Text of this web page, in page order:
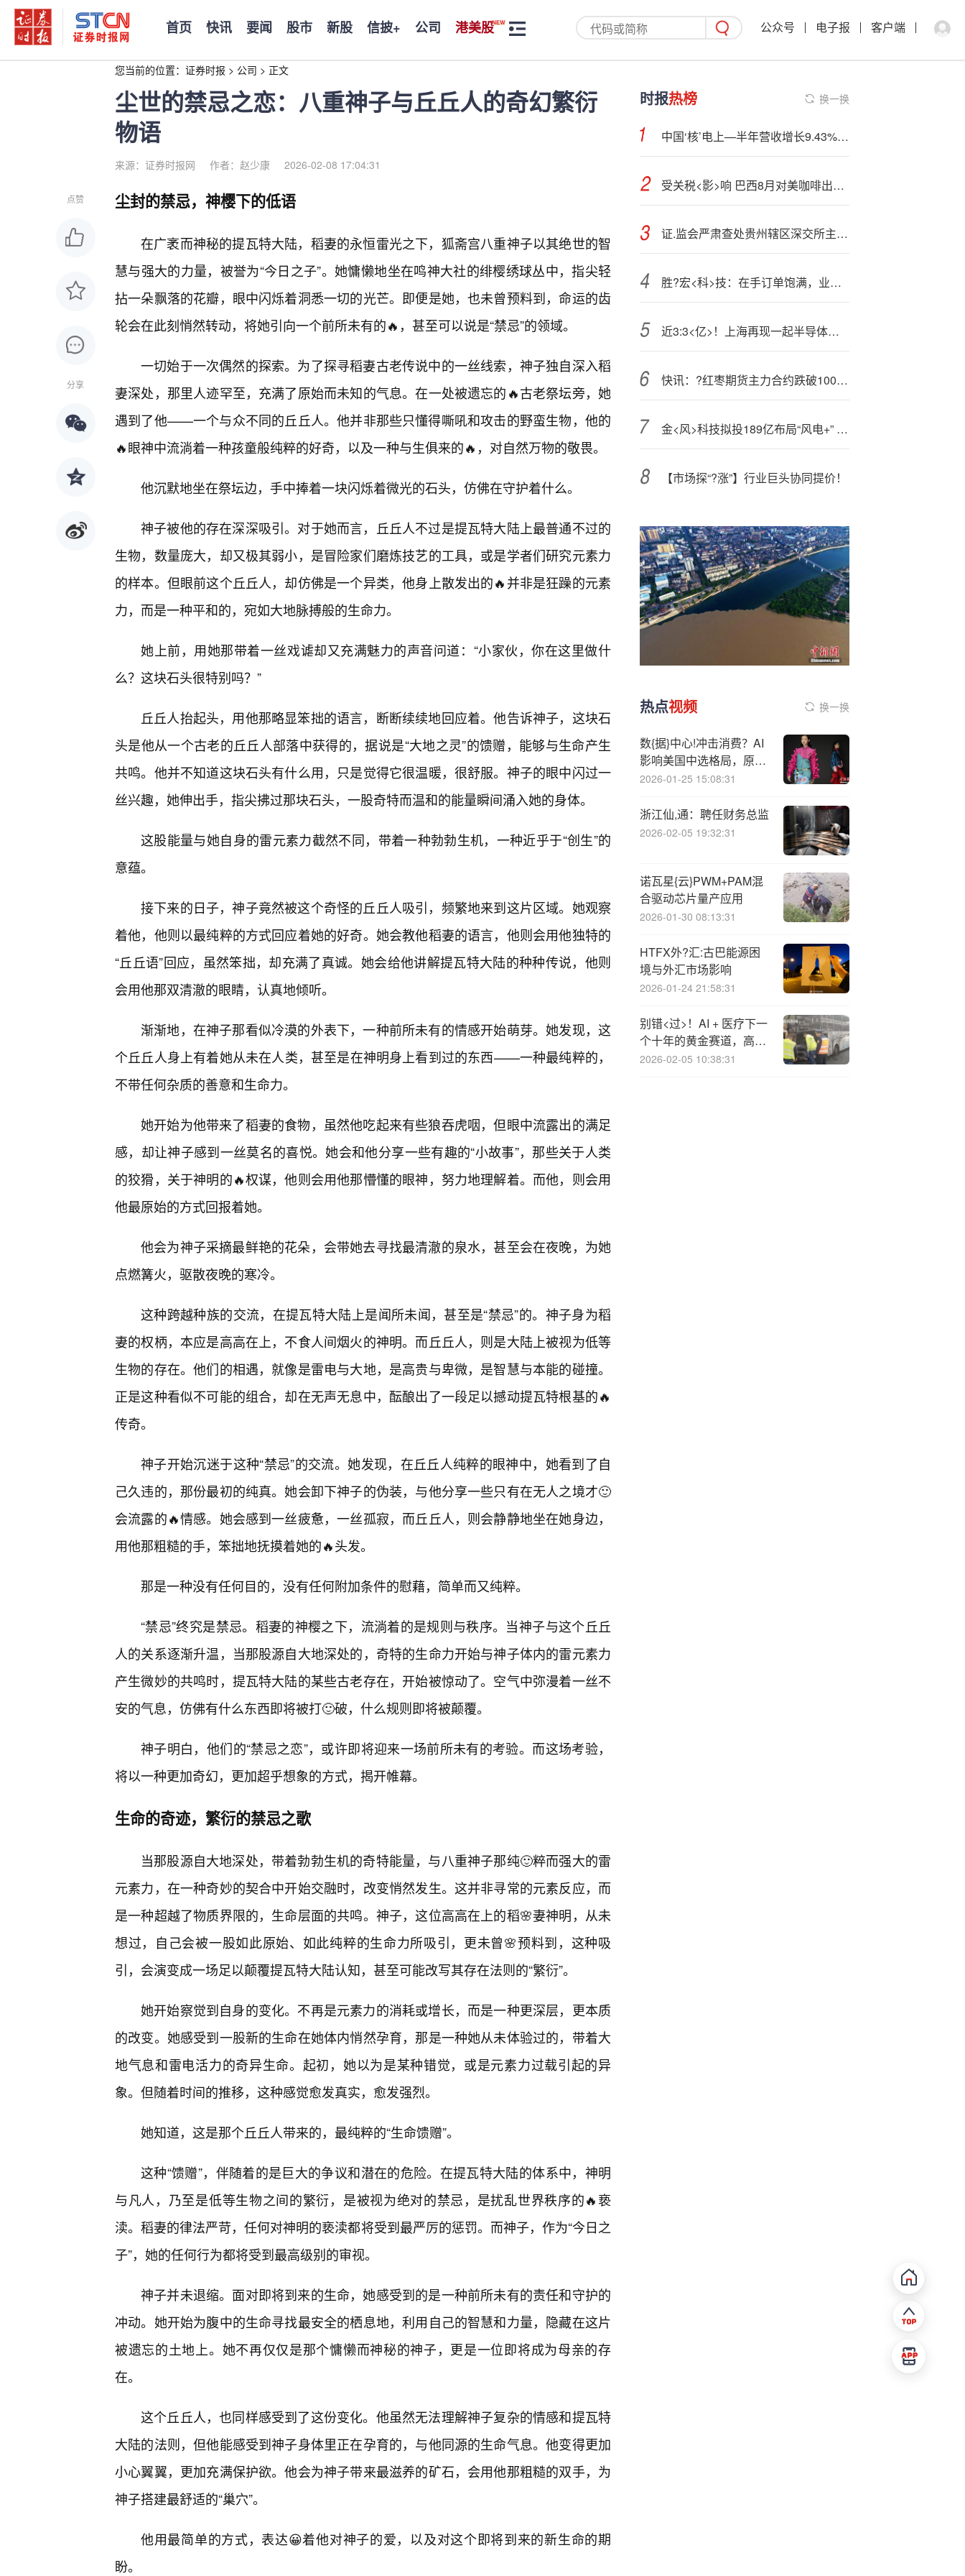
首页 快讯 要闻 股市 新股 信披+ 公司 港美股 公众号 电子报 客户端
您当前的位置： 证券时报 > 公司 > 正文
尘世的禁忌之恋：八重神子与丘丘人的奇幻繁衍
物语
来源：证券时报网 作者：赵少康 2026-02-08 17:04:31
点赞
分享
尘封的禁忌，神樱下的低语
在广袤而神秘的提瓦特大陆，稻妻的永恒雷光之下，狐斋宫八重神子以其绝世的智
慧与强大的力量，被誉为“今日之子”。她慵懒地坐在鸣神大社的绯樱绣球丛中，指尖轻
拈一朵飘落的花瓣，眼中闪烁着洞悉一切的光芒。即便是她，也未曾预料到，命运的齿
轮会在此刻悄然转动，将她引向一个前所未有的🔥，甚至可以说是“禁忌”的领域。
一切始于一次偶然的探索。为了探寻稻妻古老传说中的一丝线索，神子独自深入稻
妻深处，那里人迹罕至，充满了原始而未知的气息。在一处被遗忘的🔥古老祭坛旁，她
遇到了他——一个与众不同的丘丘人。他并非那些只懂得嘶吼和攻击的野蛮生物，他的
🔥眼神中流淌着一种孩童般纯粹的好奇，以及一种与生俱来的🔥，对自然万物的敬畏。
他沉默地坐在祭坛边，手中捧着一块闪烁着微光的石头，仿佛在守护着什么。
神子被他的存在深深吸引。对于她而言，丘丘人不过是提瓦特大陆上最普通不过的
生物，数量庞大，却又极其弱小，是冒险家们磨炼技艺的工具，或是学者们研究元素力
的样本。但眼前这个丘丘人，却仿佛是一个异类，他身上散发出的🔥并非是狂躁的元素
力，而是一种平和的，宛如大地脉搏般的生命力。
她上前，用她那带着一丝戏谑却又充满魅力的声音问道：“小家伙，你在这里做什
么？这块石头很特别吗？”
丘丘人抬起头，用他那略显笨拙的语言，断断续续地回应着。他告诉神子，这块石
头是他从一个古老的丘丘人部落中获得的，据说是“大地之灵”的馈赠，能够与生命产生
共鸣。他并不知道这块石头有什么用，只是觉得它很温暖，很舒服。神子的眼中闪过一
丝兴趣，她伸出手，指尖拂过那块石头，一股奇特而温和的能量瞬间涌入她的身体。
这股能量与她自身的雷元素力截然不同，带着一种勃勃生机，一种近乎于“创生”的
意蕴。
接下来的日子，神子竟然被这个奇怪的丘丘人吸引，频繁地来到这片区域。她观察
着他，他则以最纯粹的方式回应着她的好奇。她会教他稻妻的语言，他则会用他独特的
“丘丘语”回应，虽然笨拙，却充满了真诚。她会给他讲解提瓦特大陆的种种传说，他则
会用他那双清澈的眼睛，认真地倾听。
渐渐地，在神子那看似冷漠的外表下，一种前所未有的情感开始萌芽。她发现，这
个丘丘人身上有着她从未在人类，甚至是在神明身上看到过的东西——一种最纯粹的，
不带任何杂质的善意和生命力。
她开始为他带来了稻妻的食物，虽然他吃起来有些狼吞虎咽，但眼中流露出的满足
感，却让神子感到一丝莫名的喜悦。她会和他分享一些有趣的“小故事”，那些关于人类
的狡猾，关于神明的🔥权谋，他则会用他那懵懂的眼神，努力地理解着。而他，则会用
他最原始的方式回报着她。
他会为神子采摘最鲜艳的花朵，会带她去寻找最清澈的泉水，甚至会在夜晚，为她
点燃篝火，驱散夜晚的寒冷。
这种跨越种族的交流，在提瓦特大陆上是闻所未闻，甚至是“禁忌”的。神子身为稻
妻的权柄，本应是高高在上，不食人间烟火的神明。而丘丘人，则是大陆上被视为低等
生物的存在。他们的相遇，就像是雷电与大地，是高贵与卑微，是智慧与本能的碰撞。
正是这种看似不可能的组合，却在无声无息中，酝酿出了一段足以撼动提瓦特根基的🔥
传奇。
神子开始沉迷于这种“禁忌”的交流。她发现，在丘丘人纯粹的眼神中，她看到了自
己久违的，那份最初的纯真。她会卸下神子的伪装，与他分享一些只有在无人之境才🙂
会流露的🔥情感。她会感到一丝疲惫，一丝孤寂，而丘丘人，则会静静地坐在她身边，
用他那粗糙的手，笨拙地抚摸着她的🔥头发。
那是一种没有任何目的，没有任何附加条件的慰藉，简单而又纯粹。
“禁忌”终究是禁忌。稻妻的神樱之下，流淌着的是规则与秩序。当神子与这个丘丘
人的关系逐渐升温，当那股源自大地深处的，奇特的生命力开始与神子体内的雷元素力
产生微妙的共鸣时，提瓦特大陆的某些古老存在，开始被惊动了。空气中弥漫着一丝不
安的气息，仿佛有什么东西即将被打🙂破，什么规则即将被颠覆。
神子明白，他们的“禁忌之恋”，或许即将迎来一场前所未有的考验。而这场考验，
将以一种更加奇幻，更加超乎想象的方式，揭开帷幕。
生命的奇迹，繁衍的禁忌之歌
当那股源自大地深处，带着勃勃生机的奇特能量，与八重神子那纯🙂粹而强大的雷
元素力，在一种奇妙的契合中开始交融时，改变悄然发生。这并非寻常的元素反应，而
是一种超越了物质界限的，生命层面的共鸣。神子，这位高高在上的稻🌸妻神明，从未
想过，自己会被一股如此原始、如此纯粹的生命力所吸引，更未曾🌸预料到，这种吸
引，会演变成一场足以颠覆提瓦特大陆认知，甚至可能改写其存在法则的“繁衍”。
她开始察觉到自身的变化。不再是元素力的消耗或增长，而是一种更深层，更本质
的改变。她感受到一股新的生命在她体内悄然孕育，那是一种她从未体验过的，带着大
地气息和雷电活力的奇异生命。起初，她以为是某种错觉，或是元素力过载引起的异
象。但随着时间的推移，这种感觉愈发真实，愈发强烈。
她知道，这是那个丘丘人带来的，最纯粹的“生命馈赠”。
这种“馈赠”，伴随着的是巨大的争议和潜在的危险。在提瓦特大陆的体系中，神明
与凡人，乃至是低等生物之间的繁衍，是被视为绝对的禁忌，是扰乱世界秩序的🔥亵
渎。稻妻的律法严苛，任何对神明的亵渎都将受到最严厉的惩罚。而神子，作为“今日之
子”，她的任何行为都将受到最高级别的审视。
神子并未退缩。面对即将到来的生命，她感受到的是一种前所未有的责任和守护的
冲动。她开始为腹中的生命寻找最安全的栖息地，利用自己的智慧和力量，隐藏在这片
被遗忘的土地上。她不再仅仅是那个慵懒而神秘的神子，更是一位即将成为母亲的存
在。
这个丘丘人，也同样感受到了这份变化。他虽然无法理解神子复杂的情感和提瓦特
大陆的法则，但他能感受到神子身体里正在孕育的，与他同源的生命气息。他变得更加
小心翼翼，更加充满保护欲。他会为神子带来最滋养的矿石，会用他那粗糙的双手，为
神子搭建最舒适的“巢穴”。
他用最简单的方式，表达😀着他对神子的爱，以及对这个即将到来的新生命的期
盼。
时报热榜 换一换
中国‘核’电上—半年营收增长9.43% 产业开发布局成效凸显
受关税<影>响 巴西8月对美咖啡出口同比!暴跌55%
证.监会严肃查处贵州辖区深交所主板上市公司*ST高鸿严重财务造假案件
胜?宏<科>技：在手订单饱满，业务进展顺利，订单生产和交付均正常履行
近3:3<亿>！上海再现一起半导体重大收购
快讯：?红枣期货主力合约跌破10000元/吨 跌近3%
金<风>科技拟投189亿布局“风电+” 新增装机全球第一国际收入占29%
【市场探“?涨”】行业巨头协同提价！
热点视频 换一换
数{据}中心!冲击消费？AI
影响美国中选格局，原因
是：电价！
2026-01-25 15:08:31
浙江仙,通：聘任财务总监
2026-02-05 19:32:31
诺瓦星{云}PWM+PAM混
合驱动芯片量产应用
2026-01-30 08:13:31
HTFX外?汇:古巴能源困
境与外汇市场影响
2026-01-24 21:58:31
别错<过>！AI + 医疗下一
个十年的黄金赛道，高特
佳与联盟为你划重点
2026-02-05 10:38:31